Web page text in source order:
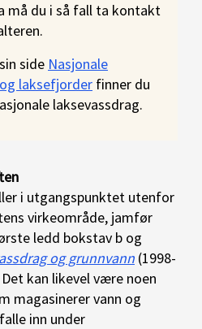
må du i så fall ta kontakt
side Nasjonale
laksefjorder finner du
laksevassdrag.
i utgangspunktet utenfor
virkeområde, jamfør
ledd bokstav b og
og grunnvann (1998-
kan likevel være noen
magasinerer vann og
inn under